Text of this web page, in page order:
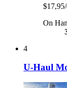
On
4
U-Haul